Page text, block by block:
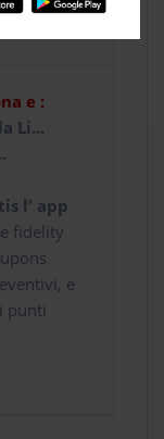
e :
Li...
l' app
fidelity
e
punti